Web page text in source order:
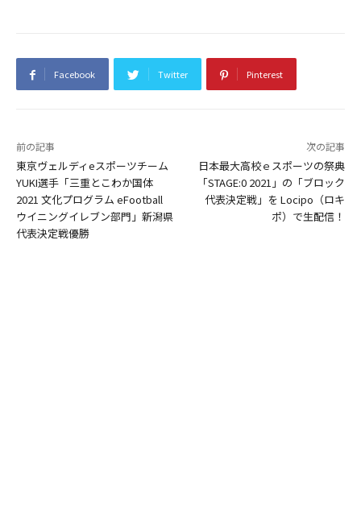
Facebook Twitter Pinterest
前の記事
東京ヴェルディeスポーツチーム
YUKI選手「三重とこわか国体
2021 文化プログラム eFootball
ウイニングイレブン部門」新潟県
代表決定戦優勝
次の記事
日本最大高校ｅスポーツの祭典
「STAGE:0 2021」の「ブロック
代表決定戦」を Locipo（ロキ
ポ）で⽣配信！